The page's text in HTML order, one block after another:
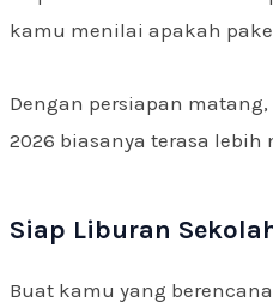
kamu menilai apakah
Dengan persiapan
2026 biasanya terasa lebih
Siap Liburan
Buat kamu yang